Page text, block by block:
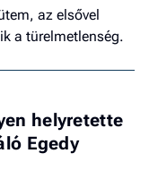
az elsővel
a türelmetlenség.
helyretette
Egedy